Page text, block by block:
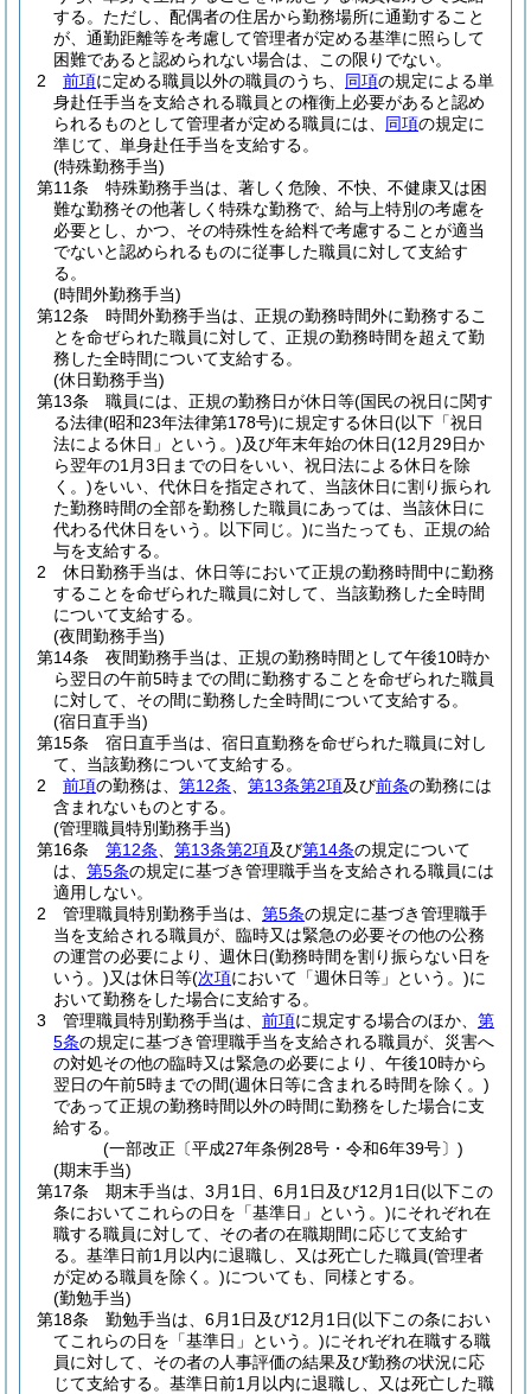
する。 ただし、配偶者の住居から勤務場所に通勤すること
が、通勤距離等を考慮して管理者が定める基準に照らして
困難であると認められない場合は、この限りでない。
2
前項に定める職員以外の職員のうち、 同項の規定による単
身赴任手当を支給される職員との権衡上必要があると認め
られるものとして管理者が定める職員には、 同項の規定に
準じて、単身赴任手当を支給する。
(特殊勤務手当)
第11条
特殊勤務手当は、著しく危険、不快、不健康又は困
難な勤務その他著しく特殊な勤務で、給与上特別の考慮を
必要とし、かつ、その特殊性を給料で考慮することが適当
でないと認められるものに従事した職員に対して支給す
る。
(時間外勤務手当)
第12条
時間外勤務手当は、正規の勤務時間外に勤務するこ
とを命ぜられた職員に対して、正規の勤務時間を超えて勤
務した全時間について支給する。
(休日勤務手当)
第13条
職員には、正規の勤務日が休日等(国民の祝日に関す
る法律(昭和23年法律第178号)に規定する休日(以下「祝日
法による休日」という。)及び年末年始の休日(12月29日か
ら翌年の1月3日までの日をいい、祝日法による休日を除
く。)をいい、代休日を指定されて、当該休日に割り振られ
た勤務時間の全部を勤務した職員にあっては、当該休日に
代わる代休日をいう。以下同じ。)に当たっても、正規の給
与を支給する。
2
休日勤務手当は、休日等において正規の勤務時間中に勤務
することを命ぜられた職員に対して、当該勤務した全時間
について支給する。
(夜間勤務手当)
第14条
夜間勤務手当は、正規の勤務時間として午後10時か
ら翌日の午前5時までの間に勤務することを命ぜられた職員
に対して、その間に勤務した全時間について支給する。
(宿日直手当)
第15条
宿日直手当は、宿日直勤務を命ぜられた職員に対し
て、当該勤務について支給する。
2
前項の勤務は、 第12条 第13条第2項及び前条の勤務には
含まれないものとする。
(管理職員特別勤務手当)
第16条
第12条 第13条第2項及び第14条の規定について
は、 第5条の規定に基づき管理職手当を支給される職員には
適用しない。
2
管理職員特別勤務手当は、 第5条の規定に基づき管理職手
当を支給される職員が、臨時又は緊急の必要その他の公務
の運営の必要により、週休日(勤務時間を割り振らない日を
いう。)又は休日等(次項において「週休日等」という。)に
おいて勤務をした場合に支給する。
3
管理職員特別勤務手当は、 前項に規定する場合のほか、 第
5条の規定に基づき管理職手当を支給される職員が、災害へ
の対処その他の臨時又は緊急の必要により、午後10時から
翌日の午前5時までの間(週休日等に含まれる時間を除く。)
であって正規の勤務時間以外の時間に勤務をした場合に支
給する。
(一部改正〔平成27年条例28号・令和6年39号〕)
(期末手当)
第17条
期末手当は、3月1日、6月1日及び12月1日(以下この
条においてこれらの日を「基準日」という。)にそれぞれ在
職する職員に対して、その者の在職期間に応じて支給す
る。 基準日前1月以内に退職し、又は死亡した職員(管理者
が定める職員を除く。)についても、同様とする。
(勤勉手当)
第18条
勤勉手当は、6月1日及び12月1日(以下この条におい
てこれらの日を「基準日」という。)にそれぞれ在職する職
員に対して、その者の人事評価の結果及び勤務の状況に応
じて支給する。 基準日前1月以内に退職し、又は死亡した職